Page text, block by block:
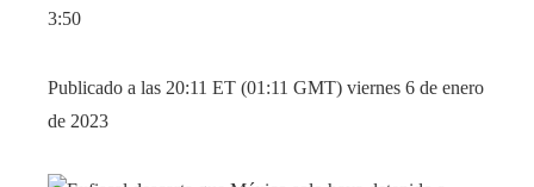
3:50
Publicado a las 20:11 ET (01:11 GMT) viernes 6 de enero
de 2023